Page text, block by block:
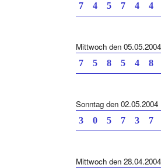
7 4 5 7 4
Mittwoch den 05.05.2004
7 5 8 5 4
Sonntag den 02.05.2004
3 0 5 7 3
Mittwoch den 28.04.2004